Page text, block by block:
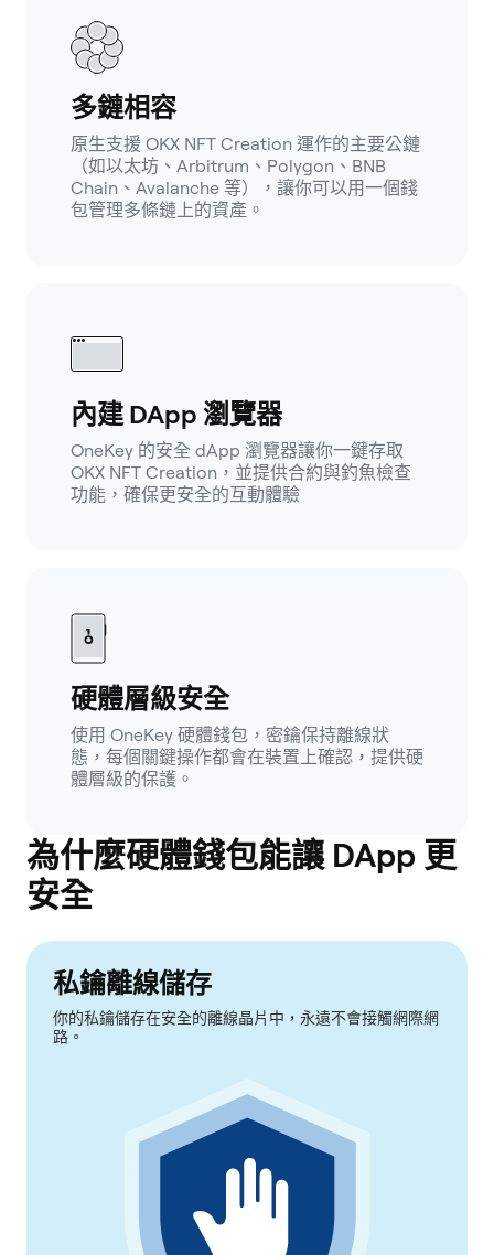
多鏈相容
原生支援 OKX NFT Creation 運作的主要公鏈
（如以太坊、Arbitrum、Polygon、BNB
Chain、Avalanche 等），讓你可以用一個錢
包管理多條鏈上的資產。
內建 DApp 瀏覽器
OneKey 的安全 dApp 瀏覽器讓你一鍵存取
OKX NFT Creation，並提供合約與釣魚檢查
功能，確保更安全的互動體驗
硬體層級安全
使用 OneKey 硬體錢包，密鑰保持離線狀
態，每個關鍵操作都會在裝置上確認，提供硬
體層級的保護。
為什麼硬體錢包能讓 DApp 更
安全
私鑰離線儲存
你的私鑰儲存在安全的離線晶片中，永遠不會接觸網際網
路。